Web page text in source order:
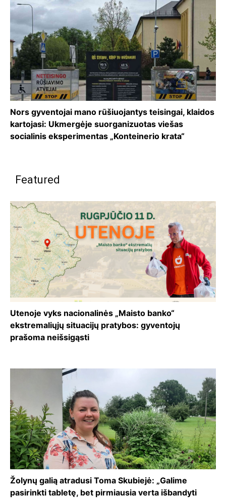
Nors gyventojai mano rūšiuojantys teisingai, klaidos
kartojasi: Ukmergėje suorganizuotas viešas
socialinis eksperimentas „Konteinerio krata“
Featured
Utenoje vyks nacionalinės „Maisto banko“
ekstremaliųjų situacijų pratybos: gyventojų
prašoma neišsigąsti
Žolynų galią atradusi Toma Skubiejė: „Galime
pasirinkti tabletę, bet pirmiausia verta išbandyti